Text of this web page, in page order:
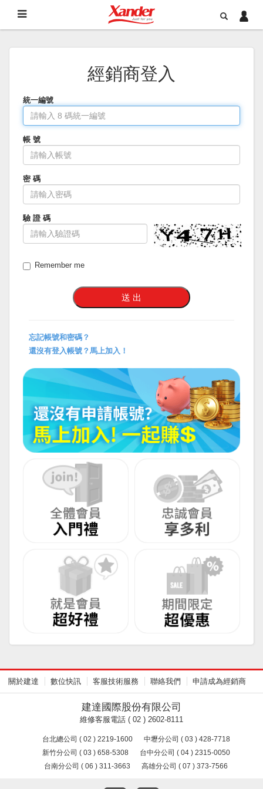
經銷商登入
統一編號
帳 號
密 碼
驗 證 碼
Remember me
忘記帳號和密碼？
還沒有登入帳號？馬上加入！
關於建達 數位快訊 客服技術服務 聯絡我們 申請成為經銷商
建達國際股份有限公司
維修客服電話 ( 02 ) 2602-8111
台北總公司 ( 02 ) 2219-1600
中壢分公司 ( 03 ) 428-7718
新竹分公司 ( 03 ) 658-5308
台中分公司 ( 04 ) 2315-0050
台南分公司 ( 06 ) 311-3663
高雄分公司 ( 07 ) 373-7566